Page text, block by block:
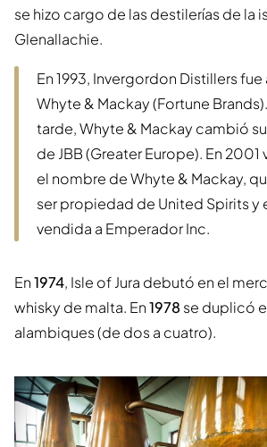
se hizo cargo de las destilerías de la
Glenallachie.
En 1993, Invergordon Distillers
Whyte & Mackay (Fortune
tarde, Whyte & Mackay cambió
de JBB (Greater Europe). En
el nombre de Whyte & Mackay,
ser propiedad de United Spirits y
vendida a Emperador Inc.
En1974, Isle of Jura debutó en el
whisky de malta. En1978 se duplicó
alambiques (de dos a cuatro).